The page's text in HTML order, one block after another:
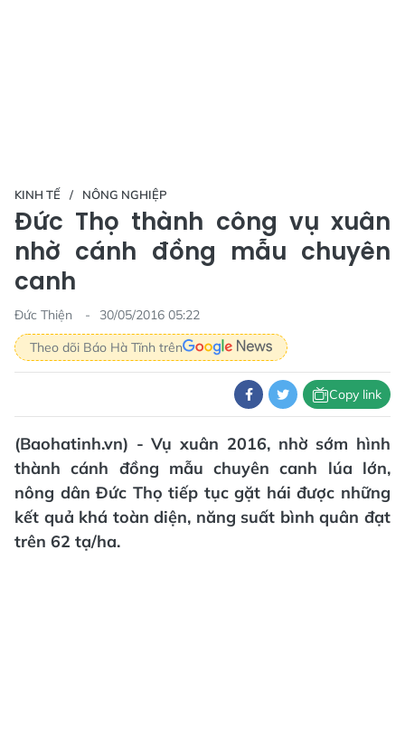
KINH TẾ NÔNG NGHIỆP
Đức Thọ thành công vụ xuân
nhờ cánh đồng mẫu chuyên
canh
Đức Thiện
30/05/2016 05:22
Theo dõi Báo Hà Tĩnh trên
Copy link
(Baohatinh.vn) - Vụ xuân 2016, nhờ sớm hình
thành cánh đồng mẫu chuyên canh lúa lớn,
nông dân Đức Thọ tiếp tục gặt hái được những
kết quả khá toàn diện, năng suất bình quân đạt
trên 62 tạ/ha.